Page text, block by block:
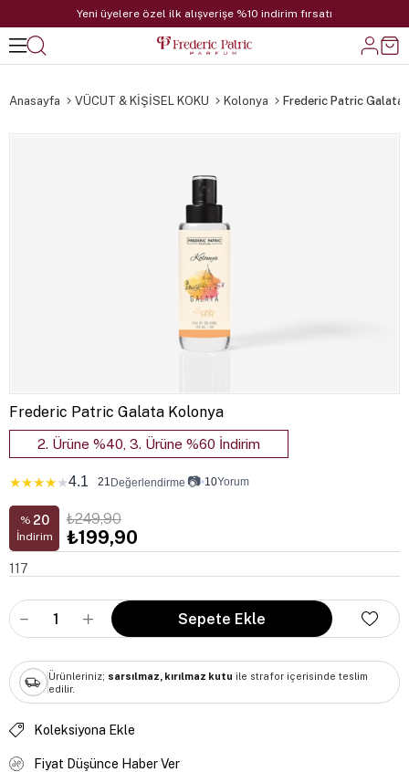
Yeni üyelere özel ilk alışverişe %10 indirim fırsatı
Anasayfa VÜCUT & KİŞİSEL KOKU Kolonya Frederic Patric Galata
Frederic Patric Galata Kolonya
2. Ürüne %40, 3. Ürüne %60 İndirim
★★★★★4.1 21 Değerlendirme 📷•10Yorum
% 20
İndirim
₺249,90
₺199,90
117
Ürünleriniz; sarsılmaz, kırılmaz kutu ile strafor içerisinde teslim
edilir.
Koleksiyona Ekle
Fiyat Düşünce Haber Ver